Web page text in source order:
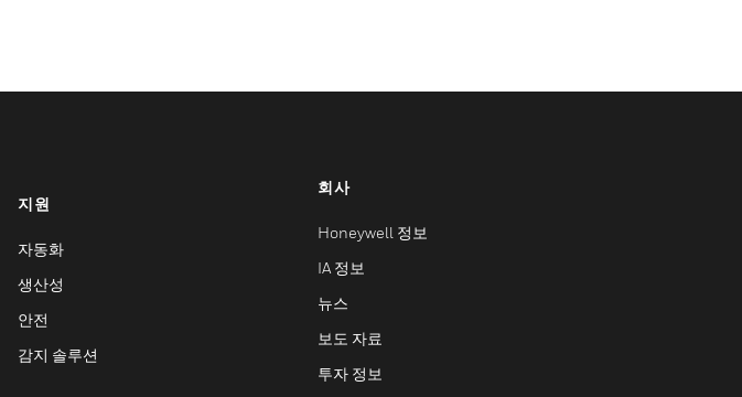
지원
자동화
생산성
안전
감지 솔루션
회사
Honeywell 정보
IA 정보
뉴스
보도 자료
투자 정보